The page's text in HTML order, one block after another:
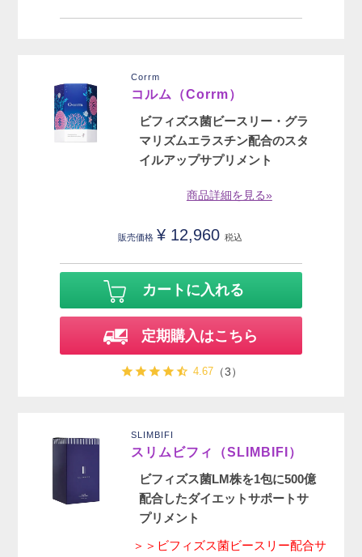
Corrm
コルム（Corrm）
ビフィズス菌ビースリー・グラ
マリズムエラスチン配合のスタ
イルアップサプリメント
商品詳細を見る»
販売価格 ¥ 12,960 税込
カートに入れる
定期購入はこちら
4.67（3）
SLIMBIFI
スリムビフィ（SLIMBIFI）
ビフィズス菌LM株を1包に500億
配合したダイエットサポートサ
プリメント
＞＞ビフィズス菌ビースリー配合サ